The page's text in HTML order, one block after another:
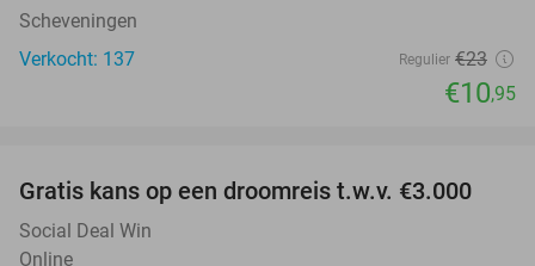
Scheveningen
Verkocht: 137
Regulier €23
€10,95
Gratis kans op een droomreis t.w.v. €3.000
Social Deal Win
Online